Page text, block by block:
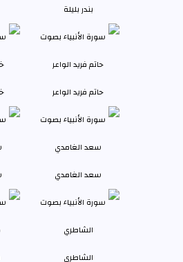
بندر بليلة
حاتم فريد الواعر
سعد الغامدي
الشاطري